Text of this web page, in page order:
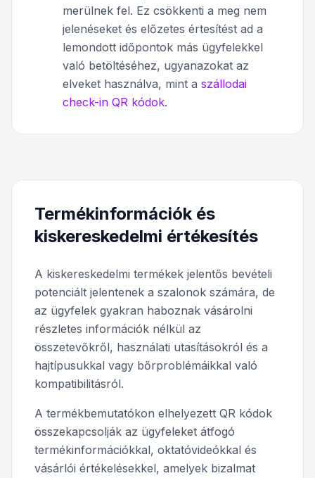
merülnek fel. Ez csökkenti a meg nem
jelenéseket és előzetes értesítést ad a
lemondott időpontok más ügyfelekkel
való betöltéséhez, ugyanazokat az
elveket használva, mint a szállodai
check-in QR kódok.
Termékinformációk és
kiskereskedelmi értékesítés
A kiskereskedelmi termékek jelentős bevételi
potenciált jelentenek a szalonok számára, de
az ügyfelek gyakran haboznak vásárolni
részletes információk nélkül az
összetevőkről, használati utasításokról és a
hajtípusukkal vagy bőrproblémáikkal való
kompatibilitásról.
A termékbemutatókon elhelyezett QR kódok
összekapcsolják az ügyfeleket átfogó
termékinformációkkal, oktatóvideókkal és
vásárlói értékelésekkel, amelyek bizalmat